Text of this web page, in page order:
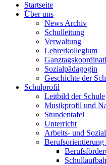
Startseite
Über uns
News Archiv
Schulleitung
Verwaltung
Lehrerkollegium
Sozialpädagogin
Geschichte der
Schulprofil
Leitbild der Schule
Musikprofil und
Stundentafel
Unterricht
Arbeits- und